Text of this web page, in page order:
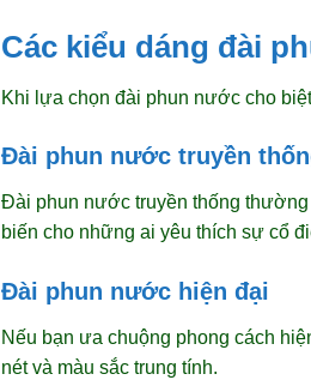
Các kiểu dáng đài
Khi lựa chọn đài phun nước cho
Đài phun nước truyền
Đài phun nước truyền thống
biến cho những ai yêu thích sự cổ
Đài phun nước hiện đại
Nếu bạn ưa chuộng phong cách
nét và màu sắc trung tính.